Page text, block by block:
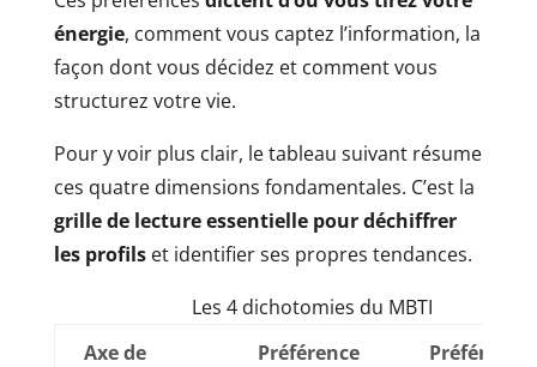
énergie, comment vous captez l’information, la
façon dont vous décidez et comment vous
structurez votre vie.
Pour y voir plus clair, le tableau suivant résume
ces quatre dimensions fondamentales. C’est la
grille de lecture essentielle pour déchiffrer
les profilset identifier ses propres tendances.
Les 4 dichotomies du MBTI
Axe de
Préférence
Préférence